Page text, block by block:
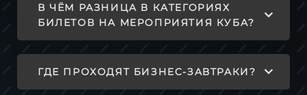
В ЧЁМ РАЗНИЦА В КАТЕГОРИЯХ
БИЛЕТОВ НА МЕРОПРИЯТИЯ КУБА?
ГДЕ ПРОХОДЯТ БИЗНЕС-ЗАВТРАКИ?